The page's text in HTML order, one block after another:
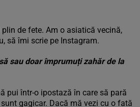
de fete. Am o asiatică vecină,
să îmi scrie pe Instagram.
sau doar împrumuți zahăr de la
pui într-o ipostază în care să pară
gagicar. Dacă mă vezi cu o fată